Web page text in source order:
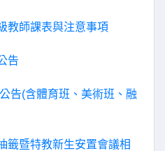
教師課表與注意事項
告
告(含體育班、美術班、融
籤暨特教新生安置會議相